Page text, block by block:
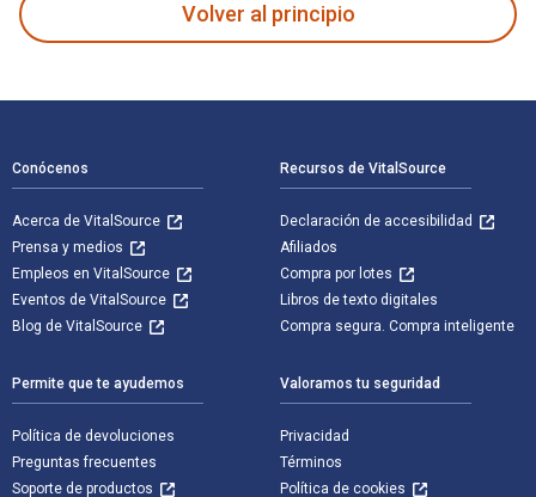
Volver al principio
Conócenos
Acerca de VitalSource
Prensa y medios
Empleos en VitalSource
Eventos de VitalSource
Blog de VitalSource
Recursos de VitalSource
Declaración de accesibilidad
Afiliados
Compra por lotes
Libros de texto digitales
Compra segura. Compra inteligente
Permite que te ayudemos
Política de devoluciones
Preguntas frecuentes
Soporte de productos
Valoramos tu seguridad
Privacidad
Términos
Política de cookies